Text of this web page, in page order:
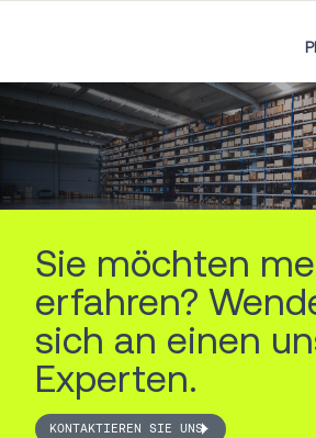
Sie möchten
erfahren?
sich an einen
Experten.
KONTAKTIEREN SIE UNS